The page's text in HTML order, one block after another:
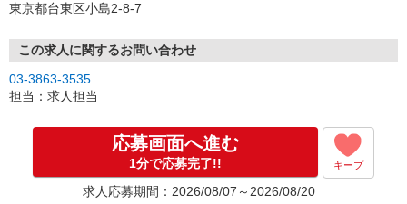
東京都台東区小島2-8-7
この求人に関するお問い合わせ
03-3863-3535
担当：求人担当
応募画面へ進む
1分で応募完了!! キープ
求人応募期間：2026/08/07～2026/08/20